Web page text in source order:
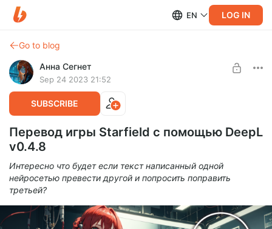
EN LOG IN
Go to blog
Анна Сегнет
Sep 24 2023 21:52
SUBSCRIBE
Перевод игры Starfield с помощью DeepL
v0.4.8
Интересно что будет если текст написанный одной
нейросетью превести другой и попросить поправить
третьей?